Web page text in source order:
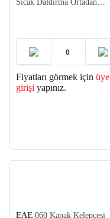
Sıcak Daldırma Ortadan
Fiyatları görmek için üye
girişi yapınız.
EAE 060 Kapak Kelepçesi